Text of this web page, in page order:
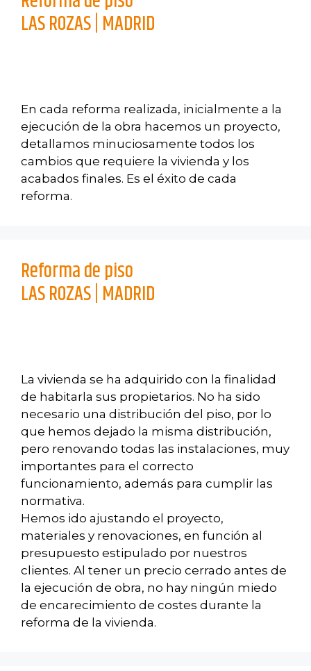
LAS ROZAS | MADRID
En cada reforma realizada, inicialmente a la
ejecución de la obra hacemos un proyecto,
detallamos minuciosamente todos los
cambios que requiere la vivienda y los
acabados finales. Es el éxito de cada
reforma.
Reforma de piso
LAS ROZAS | MADRID
La vivienda se ha adquirido con la finalidad
de habitarla sus propietarios. No ha sido
necesario una distribución del piso, por lo
que hemos dejado la misma distribución,
pero renovando todas las instalaciones, muy
importantes para el correcto
funcionamiento, además para cumplir las
normativa.
Hemos ido ajustando el proyecto,
materiales y renovaciones, en función al
presupuesto estipulado por nuestros
clientes. Al tener un precio cerrado antes de
la ejecución de obra, no hay ningún miedo
de encarecimiento de costes durante la
reforma de la vivienda.